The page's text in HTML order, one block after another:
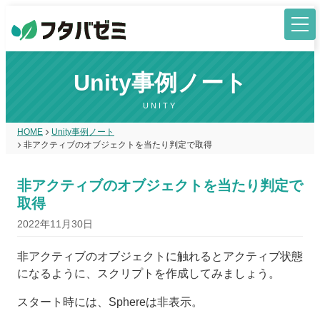
Unity事例ノート
UNITY
HOME
Unity事例ノート
非アクティブのオブジェクトを当たり判定で取得
非アクティブのオブジェクトを当たり判定で
取得
2022年11月30日
非アクティブのオブジェクトに触れるとアクティブ状態
になるように、スクリプトを作成してみましょう。
スタート時には、Sphereは非表示。